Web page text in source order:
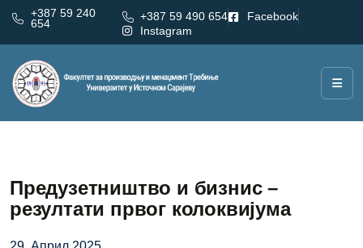
+387 59 240
654
+387 59 490 654
Facebook
Instagram
Предузетништво и бизнис –
резултати првог колоквијума